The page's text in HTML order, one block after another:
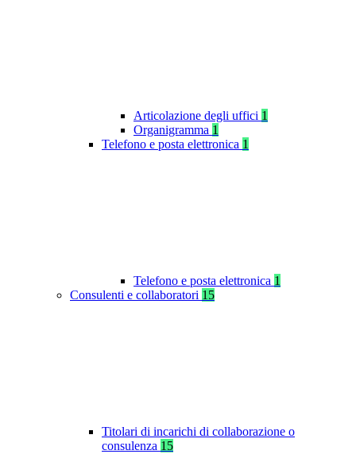
Articolazione degli uffici 1
Organigramma 1
Telefono e posta elettronica 1
Telefono e posta elettronica 1
Consulenti e collaboratori 15
Titolari di incarichi di collaborazione o
consulenza 15